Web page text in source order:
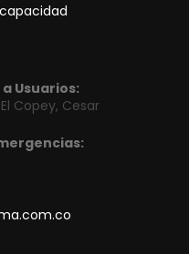
Usuarios:
Copey, Cesar